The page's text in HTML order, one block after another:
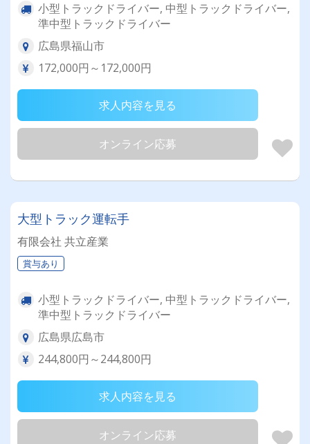
小型トラックドライバー, 中型トラックドライバー,
準中型トラックドライバー
広島県福山市
172,000円～172,000円
求人内容を見る
オンライン応募
大型トラック運転手
有限会社 共立産業
賞与あり
小型トラックドライバー, 中型トラックドライバー,
準中型トラックドライバー
広島県広島市
244,800円～244,800円
求人内容を見る
オンライン応募